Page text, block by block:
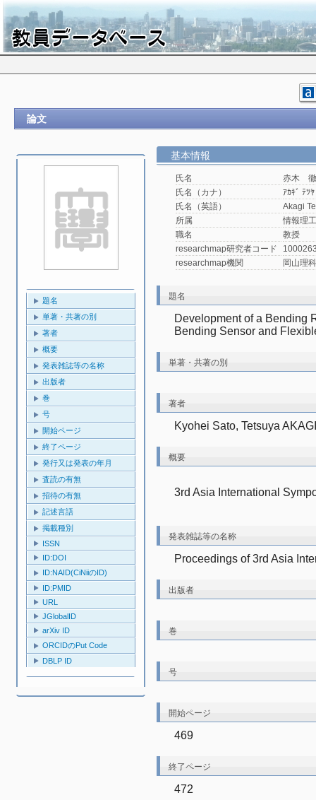
論文
題名
単著・共著の別
著者
概要
発表雑誌等の名称
出版者
巻
号
開始ページ
終了ページ
発行又は発表の年月
査読の有無
招待の有無
記述言語
掲載種別
ISSN
ID:DOI
ID:NAID(CiNiiのID)
ID:PMID
URL
JGlobalID
arXiv ID
ORCIDのPut Code
DBLP ID
基本情報
氏名
赤木
氏名（カナ）
ｱｶｷﾞ ﾃﾂﾔ
氏名（英語）
Akagi
所属
情報理
職名
教授
researchmap研究者コード
researchmap機関
岡山理
題名
Development of a Bending
Bending Sensor and
単著・共著の別
著者
Kyohei Sato, Tetsuya
概要
3rd Asia International
発表雑誌等の名称
Proceedings of 3rd Asia
出版者
巻
号
開始ページ
469
終了ページ
472